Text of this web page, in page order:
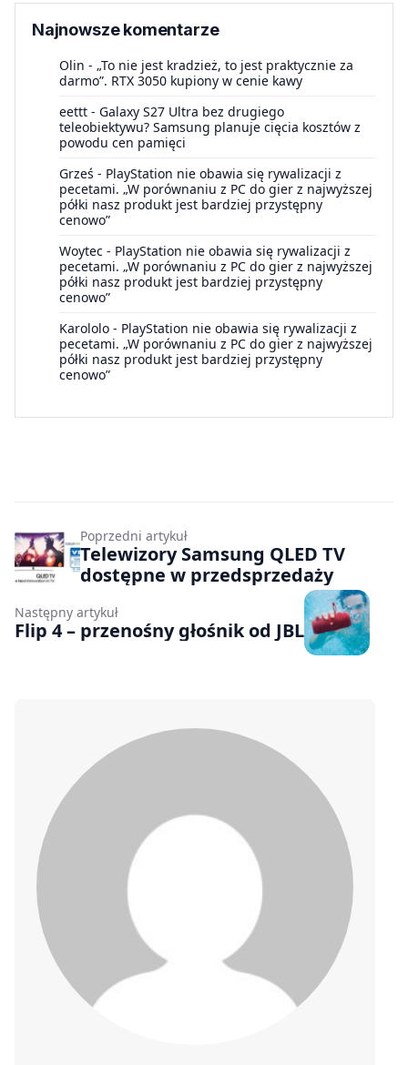
Najnowsze komentarze
Olin - „To nie jest kradzież, to jest praktycznie za
darmo”. RTX 3050 kupiony w cenie kawy
eettt - Galaxy S27 Ultra bez drugiego
teleobiektywu? Samsung planuje cięcia kosztów z
powodu cen pamięci
Grześ - PlayStation nie obawia się rywalizacji z
pecetami. „W porównaniu z PC do gier z najwyższej
półki nasz produkt jest bardziej przystępny
cenowo”
Woytec - PlayStation nie obawia się rywalizacji z
pecetami. „W porównaniu z PC do gier z najwyższej
półki nasz produkt jest bardziej przystępny
cenowo”
Karololo - PlayStation nie obawia się rywalizacji z
pecetami. „W porównaniu z PC do gier z najwyższej
półki nasz produkt jest bardziej przystępny
cenowo”
Poprzedni artykuł
Telewizory Samsung QLED TV
dostępne w przedsprzedaży
Następny artykuł
Flip 4 – przenośny głośnik od JBL